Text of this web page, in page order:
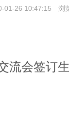
01-26 10:47:15 浏
流会签订